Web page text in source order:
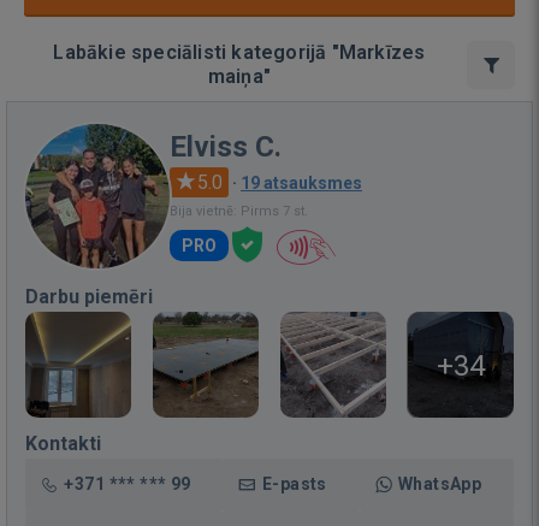
Labākie speciālisti kategorijā "Markīzes
maiņa"
Elviss C.
5.0 · 19 atsauksmes
Bija vietnē: Pirms 7 st.
PRO
Darbu piemēri
+34
Kontakti
+371 *** *** 99 E-pasts WhatsApp